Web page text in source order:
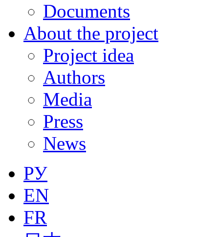
Documents
About the project
Project idea
Authors
Media
Press
News
РУ
EN
FR